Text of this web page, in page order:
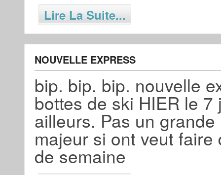
Lire La Suite...
NOUVELLE EXPRESS
bip. bip. bip. nouvelle
bottes de ski HIER le
ailleurs. Pas un
majeur si ont veut
de semaine